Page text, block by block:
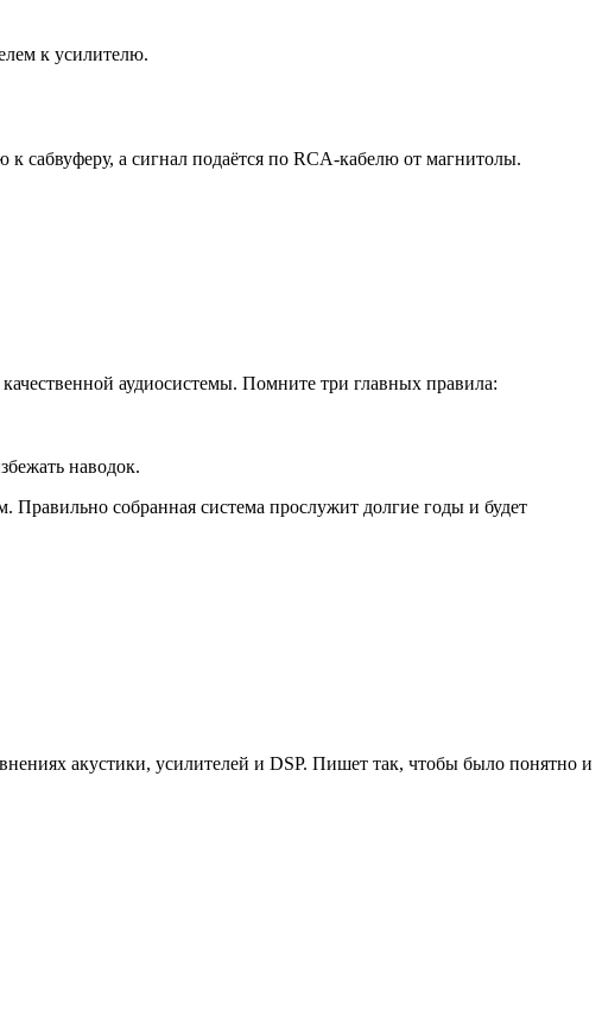
к усилителю.
сабвуферу, а сигнал подаётся по RCA-кабелю от магнитолы.
аудиосистемы. Помните три главных правила:
наводок.
Правильно собранная система прослужит долгие годы и будет
акустики, усилителей и DSP. Пишет так, чтобы было понятно и